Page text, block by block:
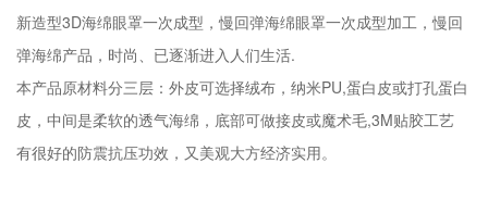
新造型3D海绵眼罩一次成型，慢回弹海绵眼罩一次成型加工，慢回
弹海绵产品，时尚、已逐渐进入人们生活.
本产品原材料分三层：外皮可选择绒布，纳米PU,蛋白皮或打孔蛋白
皮，中间是柔软的透气海绵，底部可做接皮或魔术毛,3M贴胶工艺
有很好的防震抗压功效，又美观大方经济实用。